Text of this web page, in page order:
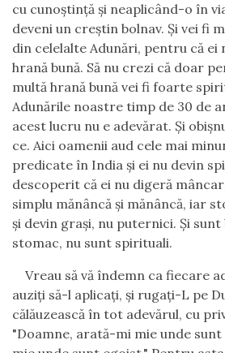
cu cunoştinţă şi neaplicând-o în
deveni un creştin bolnav. Şi vei fi
din celelalte Adunări, pentru că ei
hrană bună. Să nu crezi că doar
multă hrană bună vei fi foarte
Adunările noastre timp de 30 de
acest lucru nu e adevărat. Şi
ce. Aici oamenii aud cele mai
predicate în India şi ei nu devin
descoperit că ei nu digeră
simplu mănâncă şi mănâncă, iar
şi devin graşi, nu puternici. Şi
stomac, nu sunt spirituali.
Vreau să vă îndemn ca fiecare
auziţi să-l aplicaţi, şi rugaţi-L pe
călăuzească în tot adevărul, cu
"Doamne, arată-mi mie unde